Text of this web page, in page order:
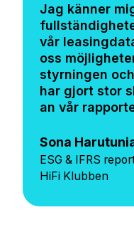
Jag känner
vår
oss
styrningen
har gjort stor
an vår
Sona
ESG & IFRS
HiFi Klubben